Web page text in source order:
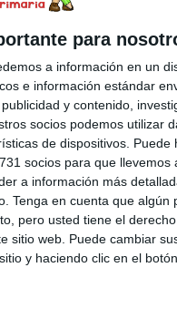
para
a información en un
e información estándar
y contenido,
socios podemos utilizar
de dispositivos. Puede
socios para que llevemos
a información más
Tenga en cuenta que algún
pero usted tiene el
sitio web. Puede cambiar
y haciendo clic en el